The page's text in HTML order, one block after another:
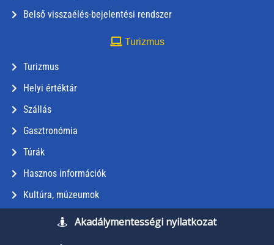
Belső visszaélés-bejelentési rendszer
Turizmus
Turizmus
Helyi értéktár
Szállás
Gasztronómia
Túrák
Hasznos információk
Kultúra, múzeumok
Akadálymentességi nyilatkozat